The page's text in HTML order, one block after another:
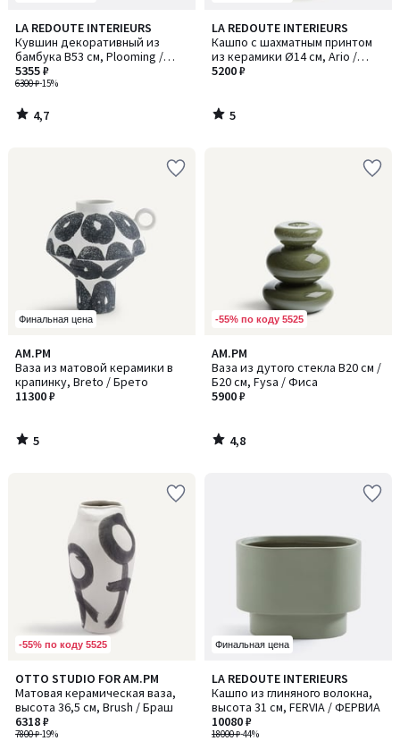
LA REDOUTE INTERIEURS
Кувшин декоративный из
бамбука В53 см, Plooming /
Плумин
6300 ₽-15%
5355 ₽
4,7
/ 5
4,7
/
LA REDOUTE INTERIEURS
Кашпо с шахматным принтом
из керамики Ø14 см, Ario /
Арио
5200 ₽
5
/
5
5
/
Финальная цена
AM.PM
Ваза из матовой керамики в
крапинку, Breto / Брето
11300 ₽
5
/
5
5
/
-55% по коду 5525
AM.PM
Ваза из дутого стекла В20 см /
Б20 см, Fysa / Фиса
5900 ₽
4,8
/ 5
4,8
/
-55% по коду 5525
OTTO STUDIO FOR AM.PM
Матовая керамическая ваза,
высота 36,5 см, Brush / Браш
7800 ₽-19%
6318 ₽
Финальная цена
LA REDOUTE INTERIEURS
Кашпо из глиняного волокна,
высота 31 см, FERVIA / ФЕРВИА
18000 ₽-44%
10080 ₽